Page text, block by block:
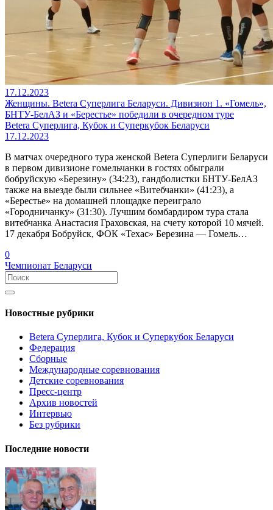
17.12.2023
Женщины. Betera Суперлига Беларуси. Дивизион 1. «Гомель»,
БНТУ-БелАЗ и «Берестье» победили в очередном туре
Betera Суперлига, Кубок и Суперкубок Беларуси
17.12.2023
В матчах очередного тура женской Betera Суперлиги Беларуси
в первом дивизионе гомельчанки в гостях обыграли
бобруйскую «Березину» (34:23), гандболистки БНТУ-БелАЗ
также на выезде были сильнее «Витебчанки» (41:23), а
«Берестье» на домашней площадке переиграло
«Городничанку» (31:30). Лучшим бомбардиром тура стала
витебчанка Анастасия Граховская, на счету которой 10 мячей.
17 декабря Бобруйск, ФОК «Техас» Березина — Гомель…
0
Чемпионат Беларуси
Новостные рубрики
Betera Суперлига, Кубок и Суперкубок Беларуси
Федерация
Сборные
Международные соревнования
Детские соревнования
Пресс-центр
Архив новостей
Интервью
Без рубрики
Последние новости